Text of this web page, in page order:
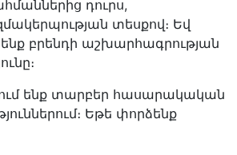
դուրս,
տեսքով։ Եվ
բրենդի աշխարհագրության
ենք տարբեր հասարակական
Եթե փորձենք